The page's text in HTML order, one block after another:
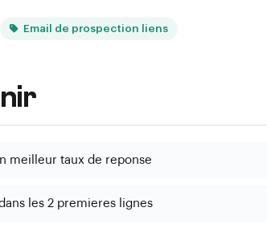
Email de prospection liens
meilleur taux de reponse
les 2 premieres lignes